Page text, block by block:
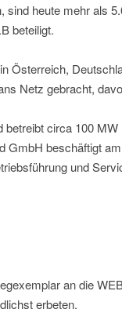
sind heute mehr als
beteiligt.
Österreich,
Netz gebracht,
circa 100
GmbH beschäftigt
und
an die
erbeten.